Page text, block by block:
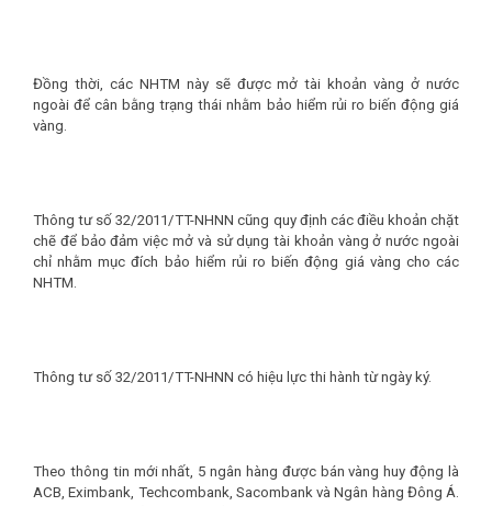
Đồng thời, các NHTM này sẽ được mở tài khoản vàng ở nước
ngoài để cân bằng trạng thái nhằm bảo hiểm rủi ro biến động giá
vàng.
Thông tư số 32/2011/TT-NHNN cũng quy định các điều khoản chặt
chẽ để bảo đảm việc mở và sử dụng tài khoản vàng ở nước ngoài
chỉ nhằm mục đích bảo hiểm rủi ro biến động giá vàng cho các
NHTM.
Thông tư số 32/2011/TT-NHNN có hiệu lực thi hành từ ngày ký.
Theo thông tin mới nhất, 5 ngân hàng được bán vàng huy động là
ACB, Eximbank, Techcombank, Sacombank và Ngân hàng Đông Á.